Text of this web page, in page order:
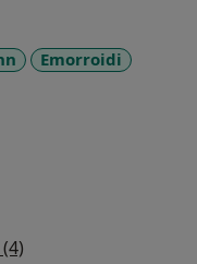
Emorroidi